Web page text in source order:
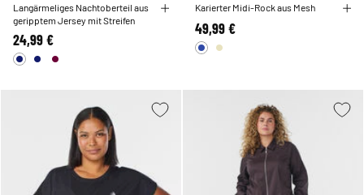
Langärmeliges Nachtoberteil aus
geripptem Jersey mit Streifen
24,99 €
Karierter Midi-Rock aus Mesh
49,99 €